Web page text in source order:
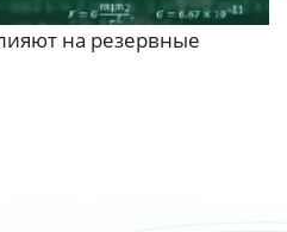
на резервные